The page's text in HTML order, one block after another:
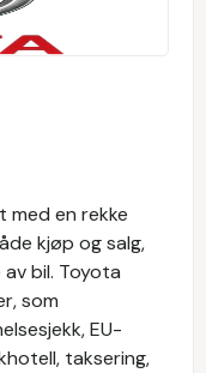
med en rekke
kjøp og salg,
bil. Toyota
som
EU-
taksering,